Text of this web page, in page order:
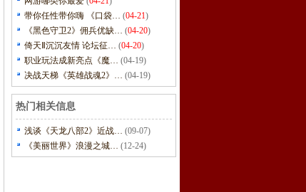
带你任性带你嗨 《口袋… (04-21)
《黑色守卫2》佣兵优缺… (04-20)
倚天Ⅱ沉沉友情 论坛征… (04-20)
职业玩法成新亮点《魔… (04-19)
决战天梯《英雄战魂2》… (04-19)
热门相关信息
浅谈《天龙八部2》近战… (09-07)
《美丽世界》浪漫之城… (12-24)